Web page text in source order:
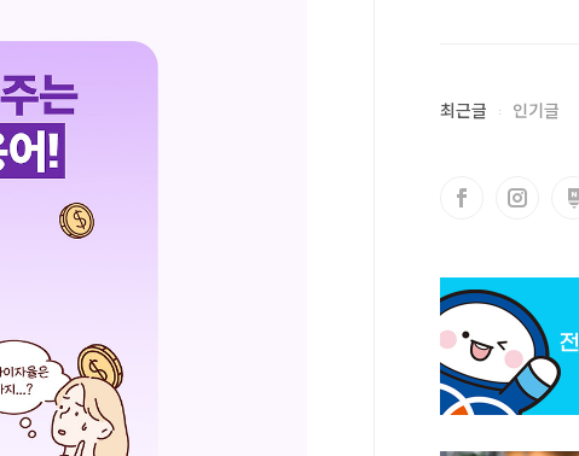
최근글 인기글